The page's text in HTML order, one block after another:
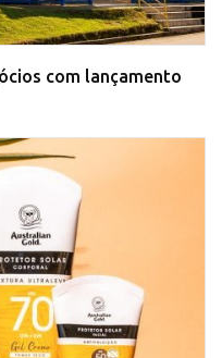
com lançamento